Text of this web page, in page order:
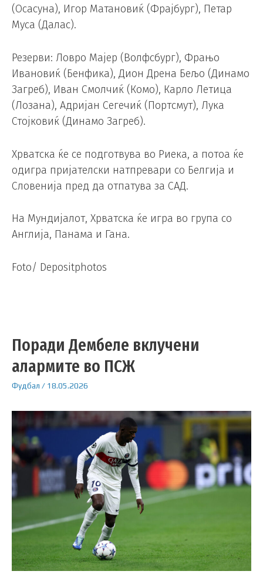
(Осасуна), Игор Матановиќ (Фрајбург), Петар
Муса (Далас).
Резерви: Ловро Мајер (Волфсбург), Фрањо
Ивановиќ (Бенфика), Дион Дрена Бељо (Динамо
Загреб), Иван Смолчиќ (Комо), Карло Летица
(Лозана), Адријан Сегечиќ (Портсмут), Лука
Стојковиќ (Динамо Загреб).
Хрватска ќе се подготвува во Риека, а потоа ќе
одигра пријателски натпревари со Белгија и
Словенија пред да отпатува за САД.
На Мундијалот, Хрватска ќе игра во група со
Англија, Панама и Гана.
Foto/ Depositphotos
Поради Дембеле вклучени
алармите во ПСЖ
Фудбал / 18.05.2026